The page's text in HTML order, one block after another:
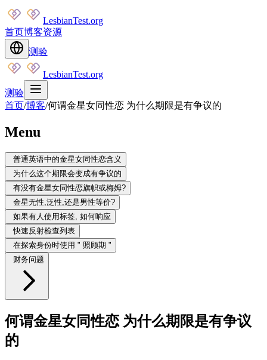
LesbianTest.org
首页博客资源
测验
LesbianTest.org
测验
首页/博客/何谓金星女同性恋 为什么期限是有争议的
Menu
普通英语中的金星女同性恋含义
为什么这个期限会变成有争议的
有没有金星女同性恋旗帜或梅姆?
金星无性,泛性,还是男性等价?
如果有人使用标签, 如何响应
快速反射检查列表
在探索身份时使用 " 照顾期 "
财务问题
何谓金星女同性恋 为什么期限是有争议
的